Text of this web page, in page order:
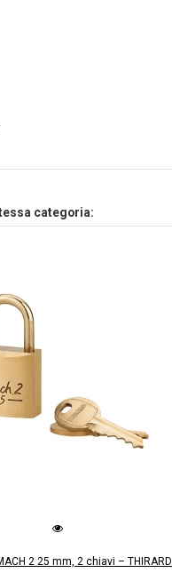
categoria:
2 25 mm, 2 chiavi – THIRARD